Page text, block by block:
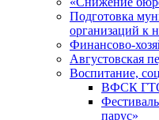
Подготовка
организаций к
Финансово-
Августовская
Воспитание,
ВФСК
парус»